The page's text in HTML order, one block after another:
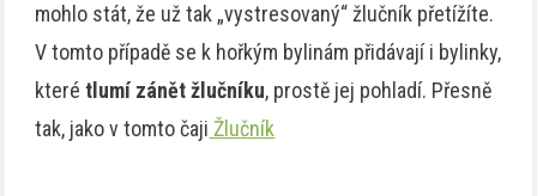
mohlo stát, že už tak „vystresovaný“ žlučník přetížíte.
V tomto případě se k hořkým bylinám přidávají i bylinky,
které tlumí zánět žlučníku, prostě jej pohladí. Přesně
tak, jako v tomto čaji Žlučník